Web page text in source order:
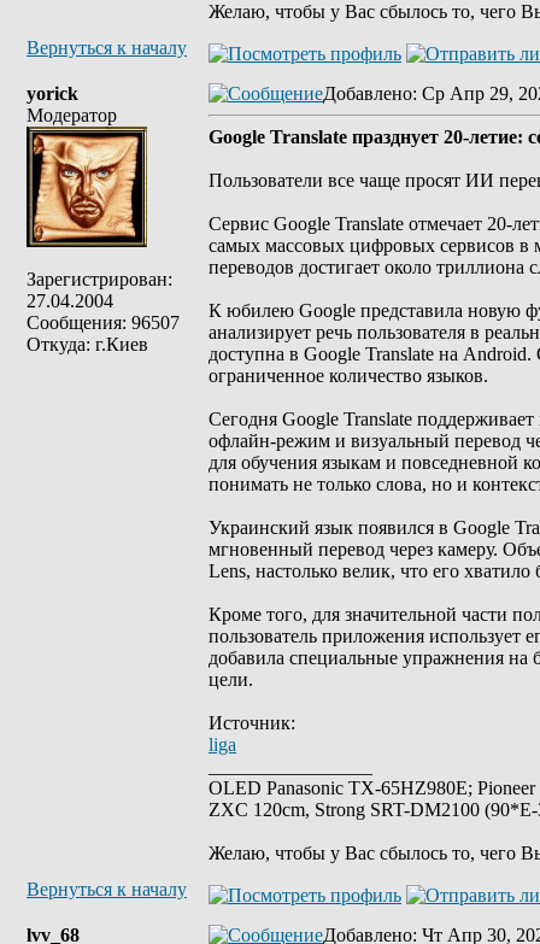
Желаю, чтобы у Вас сбылось то, чего
Вернуться к началу
yorick
Модератор
Зарегистрирован:
27.04.2004
Сообщения: 96507
Откуда: г.Киев
Добавлено: Ср Апр 29,
Google Translate празднует 20-
Пользователи все чаще просят ИИ
Сервис Google Translate отмечает 20-
самых массовых цифровых сервисов в
переводов достигает около триллиона
К юбилею Google представила новую
анализирует речь пользователя в
доступна в Google Translate на
ограниченное количество языков.
Сегодня Google Translate
офлайн-режим и визуальный перевод
для обучения языкам и повседневной
понимать не только слова, но и
Украинский язык появился в Google
мгновенный перевод через камеру.
Lens, настолько велик, что его
Кроме того, для значительной части
пользователь приложения использует
добавила специальные упражнения на
цели.
Источник:
liga
OLED Panasonic TX-65HZ980E;
ZXC 120cm, Strong SRT-DM2100
Желаю, чтобы у Вас сбылось то, чего
Вернуться к началу
lvv_68 Добавлено: Чт Апр 30,